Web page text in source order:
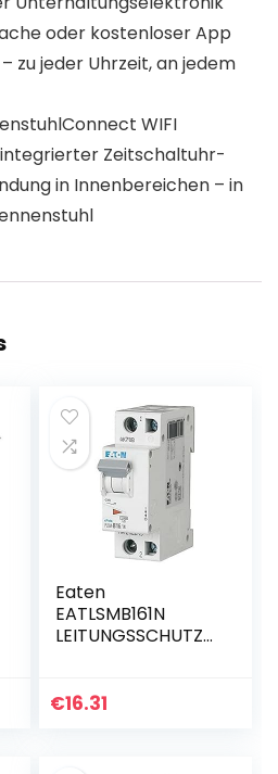
oder kostenloser App
zu jeder Uhrzeit, an jedem
WIFI
Zeitschaltuhr-
in Innenbereichen – in
Eaten
EATLSMB161N
LEITUNGSSCHUTZS
€16.31